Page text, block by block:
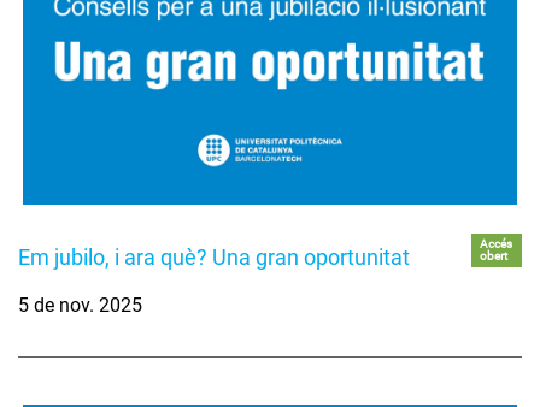
Em jubilo, i ara què? Una gran oportunitat
Accés
obert
5 de nov. 2025